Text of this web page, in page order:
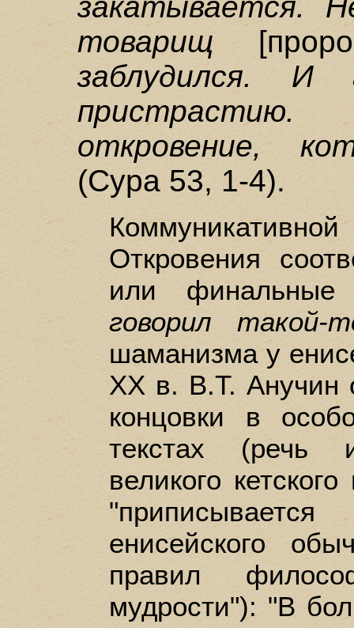
товарищ
заблудился.
откровение,
(Сура 53, 1-4).
Откровения
или
говорил такой-
шаманизма у
XX в. В.Т. Анучин
концовки в
текстах (речь
великого
енисейского
правил
мудрости"): "В